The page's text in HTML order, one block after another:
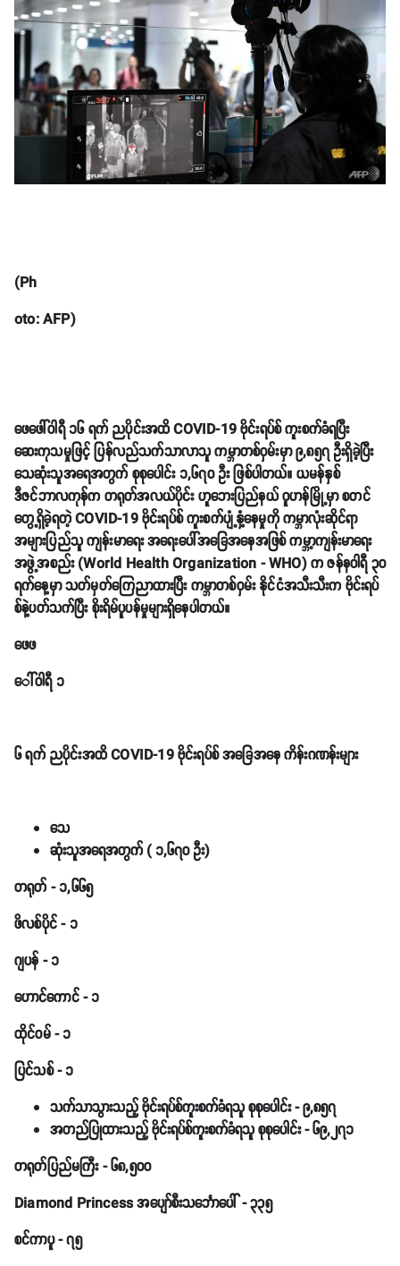
(Ph
oto: AFP)
ဖေဖေါ်ဝါရီ ၁၆ ရက် ညပိုင်းအထိ COVID-19 ဗိုင်းရပ်စ် ကူးစက်ခံရပြီး
ဆေးကုသမှုဖြင့် ပြန်လည်သက်သာလာသူ ကမ္ဘာတစ်ဝှမ်းမှာ ၉,၈၅၇ ဦးရှိခဲ့ပြီး
သေဆုံးသူအရေအတွက် စုစုပေါင်း ၁,၆၇၀ ဦး ဖြစ်ပါတယ်။ ယမန်နှစ်
ဒီဇင်ဘာလကုန်က တရုတ်အလယ်ပိုင်း ဟူဘေးပြည်နယ် ဝူဟန်မြို့မှာ စတင်
တွေ့ရှိခဲ့ရတဲ့ COVID-19 ဗိုင်းရပ်စ် ကူးစက်ပျံ့နှံ့နေမှုကို ကမ္ဘာလုံးဆိုင်ရာ
အများပြည်သူ ကျန်းမာရေး အရေးပေါ်အခြေအနေအဖြစ် ကမ္ဘာ့ကျန်းမာရေး
အဖွဲ့အစည်း (World Health Organization - WHO) က ဇန်နဝါရီ ၃၀
ရက်နေ့မှာ သတ်မှတ်ကြေညာထားပြီး ကမ္ဘာတစ်ဝှမ်း နိုင်ငံအသီးသီးက ဗိုင်းရပ်
စ်နဲ့ပတ်သက်ပြီး စိုးရိမ်ပူပန်မှုများရှိနေပါတယ်။
ဖေဖ
ေါ်ဝါရီ ၁
၆ရက် ညပိုင်းအထိ COVID-19 ဗိုင်းရပ်စ် အခြေအနေ ကိန်းဂဏန်းများ
သ
ဆုံးသူအရေအတွက် ( ၁,၆၇၀ ဦး)
တရုတ် - ၁,၆၆၅
ဖိလစ်ပိုင် - ၁
ဂျပန် - ၁
ဟောင်ကောင် - ၁
ထိုင်ဝမ် - ၁
ပြင်သစ် - ၁
သက်သာသွားသည့် ဗိုင်းရပ်စ်ကူးစက်ခံရသူ စုစုပေါင်း- ၉,၈၅၇
အတည်ပြုထားသည့် ဗိုင်းရပ်စ်ကူးစက်ခံရသူ စုစုပေါင်း- ၆၉,၂၇၁
တရုတ်ပြည်မကြီး - ၆၈,၅၀၀
Diamond Princess အပျော်စီးသင်္ဘောပေါ် - ၃၃၅
စင်ကာပူ - ၇၅